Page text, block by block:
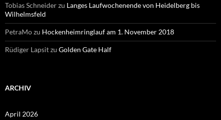
Tobias Schneiderzu Langes Laufwochenende von Heidelberg bis
Wilhelmsfeld
PetraMozu Hockenheimringlauf am 1. November 2018
Rüdiger Lapsitzu Golden Gate Half
ARCHIV
April 2026